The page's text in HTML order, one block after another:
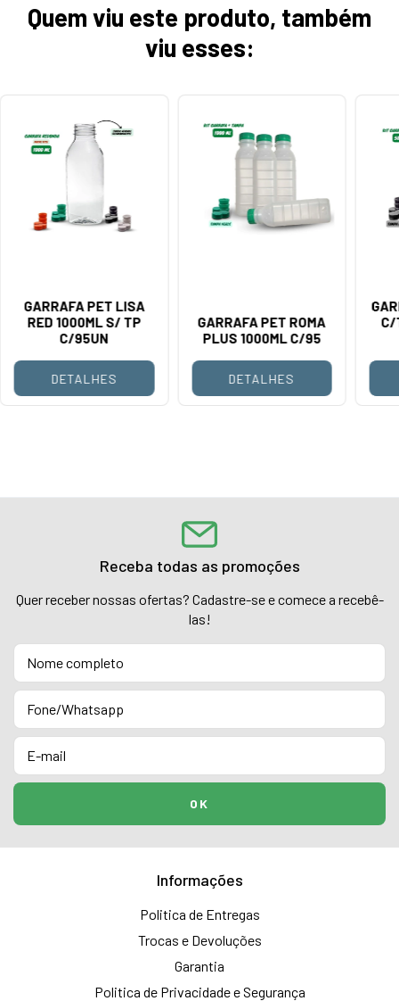
Quem viu este produto, também
viu esses:
GARRAFA PET LISA
RED 1000ML S/ TP
C/95UN
DETALHES
GARRAFA PET ROMA
PLUS 1000ML C/95
DETALHES
C/
Receba todas as promoções
Quer receber nossas ofertas? Cadastre-se e comece a recebê-
las!
Informações
Politica de Entregas
Trocas e Devoluções
Garantia
Politica de Privacidade e Segurança